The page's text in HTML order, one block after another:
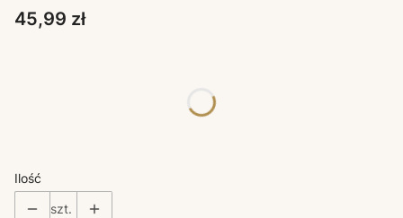
Cena
45,99 zł
Ilość
szt.